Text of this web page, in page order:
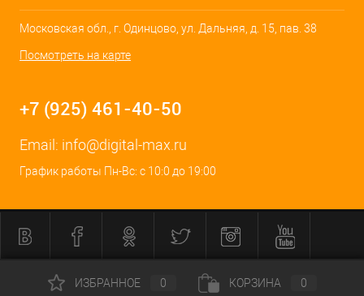
Московская обл., г. Одинцово, ул. Дальняя, д. 15, пав. 38
Посмотреть на карте
+7 (925) 461-40-50
Email: info@digital-max.ru
График работы Пн-Вс: с 10:0 до 19:00
ИЗБРАННОЕ 0 КОРЗИНА 0